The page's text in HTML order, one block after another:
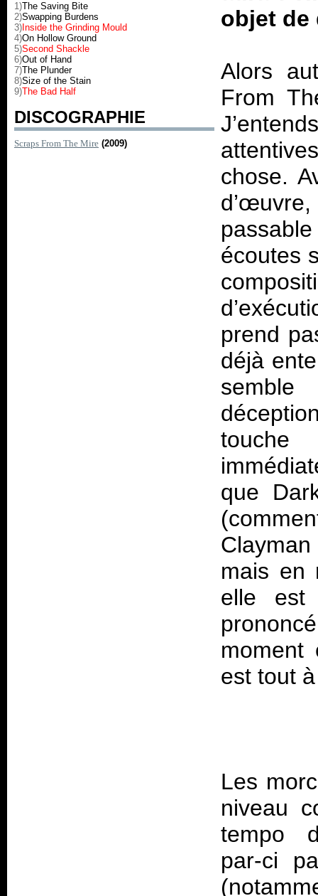
1)The Saving Bite
2)Swapping Burdens
3) Inside the Grinding Mould
4)On Hollow Ground
5)Second Shackle
6)Out of Hand
7)The Plunder
8)Size of the Stain
9)The Bad Half
DISCOGRAPHIE
Scraps From The Mire (2009)
objet de
Alors
From
chose.
écoutes
prend
déjà
touche
que
Clayman
mais en
elle est
Les
niveau
tempo
par-ci